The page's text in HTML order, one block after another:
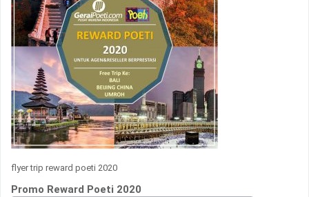
flyer trip reward poeti 2020
Promo Reward Poeti 2020